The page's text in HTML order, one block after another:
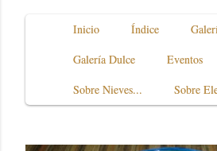
Inicio Índice
Galería Dulce
Eventos
Sobre Nieves...
Sobre